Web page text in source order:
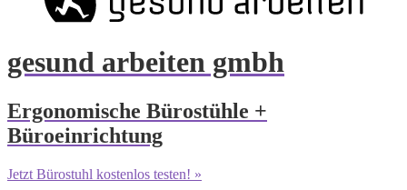
gesund arbeiten gmbh
Ergonomische Bürostühle +
Büroeinrichtung
Jetzt Bürostuhl kostenlos testen! »